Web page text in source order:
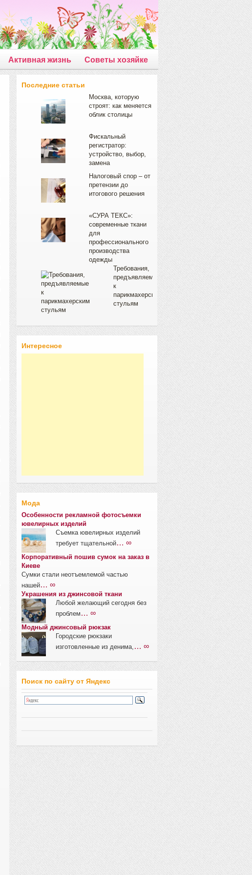
Активная жизнь Советы хозяйке
Последние статьи
Москва, которую
строят: как меняется
облик столицы
Фискальный
регистратор:
устройство, выбор,
замена
Налоговый спор – от
претензии до
итогового решения
«СУРА ТЕКС»:
современные ткани
для
профессионального
производства
одежды
Требования,
предъявляемые
к
парикмахерским
стульям
Интересное
Мода
Особенности рекламной фотосъемки
ювелирных изделий
Съемка ювелирных изделий
требует тщательной… ∞
Корпоративный пошив сумок на заказ в
Киеве
Сумки стали неотъемлемой частью
нашей… ∞
Украшения из джинсовой ткани
Любой желающий сегодня без
проблем … ∞
Модный джинсовый рюкзак
Городские рюкзаки
изготовленные из денима, … ∞
Поиск по сайту от Яндекс